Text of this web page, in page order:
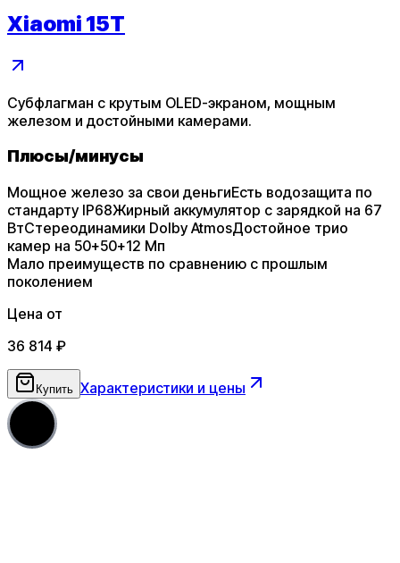
Xiaomi 15T
Субфлагман с крутым OLED-экраном, мощным
железом и достойными камерами.
Плюсы/минусы
Мощное железо за свои деньгиЕсть водозащита по
стандарту IP68Жирный аккумулятор с зарядкой на 67
ВтСтереодинамики Dolby AtmosДостойное трио
камер на 50+50+12 Мп
Мало преимуществ по сравнению с прошлым
поколением
Цена от
36 814 ₽
Купить Характеристики и цены